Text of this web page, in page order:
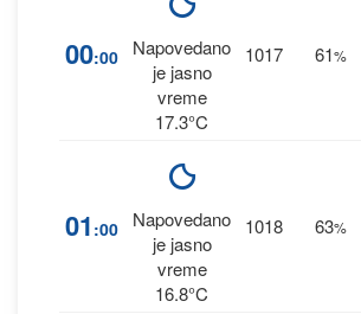
00:00
Napovedano
je jasno
vreme
17.3°C
1017 61%
01 :00
Napovedano
je jasno
vreme
16.8°C
1018 63%